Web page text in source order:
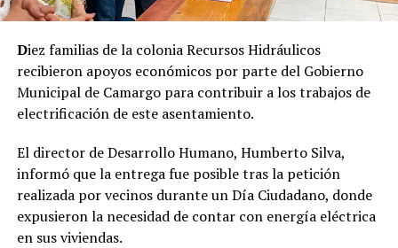
Diez familias de la colonia Recursos Hidráulicos
recibieron apoyos económicos por parte del Gobierno
Municipal de Camargo para contribuir a los trabajos de
electrificación de este asentamiento.
El director de Desarrollo Humano, Humberto Silva,
informó que la entrega fue posible tras la petición
realizada por vecinos durante un Día Ciudadano, donde
expusieron la necesidad de contar con energía eléctrica
en sus viviendas.